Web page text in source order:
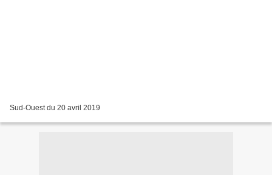
Sud-Ouest du 20 avril 2019